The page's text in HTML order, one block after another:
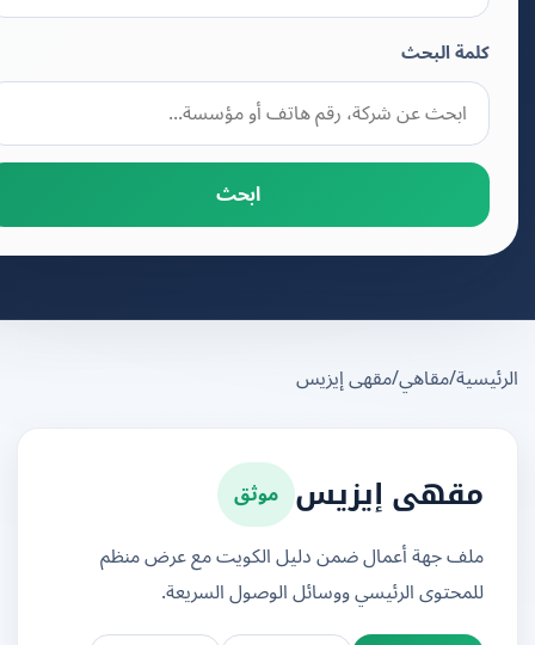
كلمة البحث
ابحث
/مقاهي/مقهى إيزيس
مقهى إيزيس موثق
ملف جهة أعمال ضمن دليل الكويت مع عرض منظم
للمحتوى الرئيسي ووسائل الوصول السريعة.